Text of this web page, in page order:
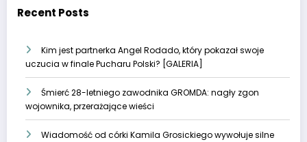
Recent Posts
Kim jest partnerka Angel Rodado, który pokazał swoje
uczucia w finale Pucharu Polski? [GALERIA]
Śmierć 28-letniego zawodnika GROMDA: nagły zgon
wojownika, przerażające wieści
Wiadomość od córki Kamila Grosickiego wywołuje silne